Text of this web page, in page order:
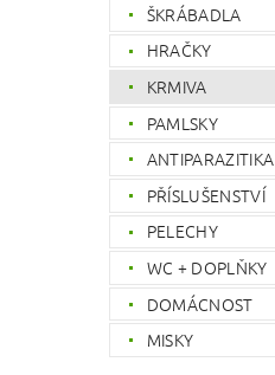
ŠKRÁBADLA
HRAČKY
KRMIVA
PAMLSKY
ANTIPARAZITIKA
PŘÍSLUŠENSTVÍ
PELECHY
WC + DOPLŇKY
DOMÁCNOST
MISKY